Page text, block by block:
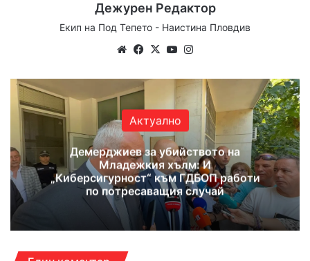
Дежурен Редактор
Екип на Под Тепето - Наистина Пловдив
We
te
Fa
bo
X
Yo
ub ra
m
Актуално
Демерджиев за убийството на
Младежкия хълм: И
„Киберсигурност“ към ГДБОП работи
по потресаващия случай